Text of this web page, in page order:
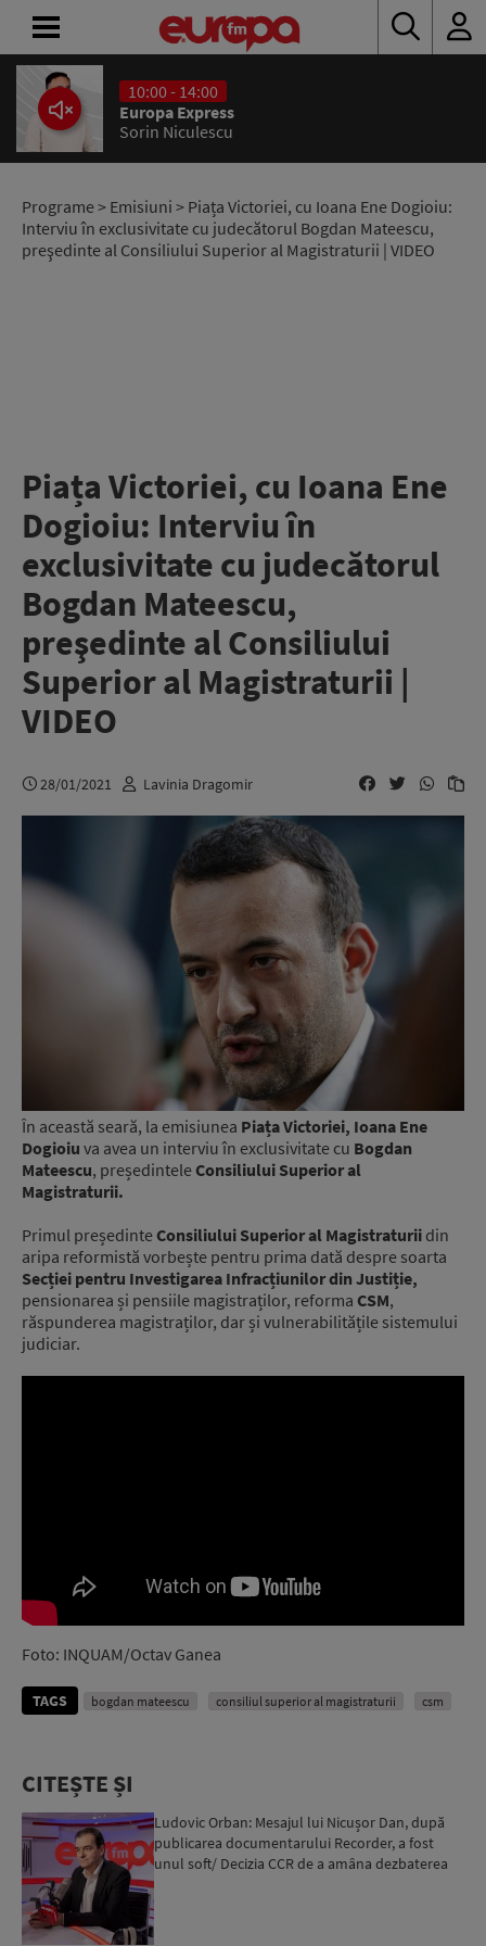
10:00 - 14:00
Europa Express
Sorin Niculescu
Programe> Emisiuni > Piața Victoriei, cu Ioana Ene Dogioiu:
Interviu în exclusivitate cu judecătorul Bogdan Mateescu,
preşedinte al Consiliului Superior al Magistraturii | VIDEO
Piața Victoriei, cu Ioana Ene
Dogioiu: Interviu în
exclusivitate cu judecătorul
Bogdan Mateescu,
preşedinte al Consiliului
Superior al Magistraturii |
VIDEO
28/01/2021 Lavinia Dragomir
În această seară, la emisiunea Piața Victoriei, Ioana Ene
Dogioiu va avea un interviu în exclusivitate cu Bogdan
Mateescu, președintele Consiliului Superior al
Magistraturii.
Primul președinte Consiliului Superior al Magistraturii din
aripa reformistă vorbește pentru prima dată despre soarta
Secției pentru Investigarea Infracțiunilor din Justiție,
pensionarea și pensiile magistraților, reforma CSM,
răspunderea magistraților, dar și vulnerabilitățile sistemului
judiciar.
Foto: INQUAM/Octav Ganea
TAGS bogdan mateescu consiliul superior al magistraturii csm
CITEȘTE ȘI
Ludovic Orban: Mesajul lui Nicușor Dan, după
publicarea documentarului Recorder, a fost
unul soft/ Decizia CCR de a amâna dezbaterea
ACASĂ
ȘTIRI
RADIO
CONCURSURI